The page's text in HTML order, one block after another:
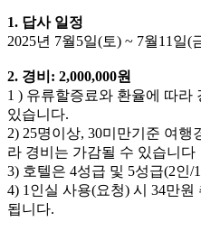
1. 답사 일정
2025년 7월5일(토) ~ 7월11일(
2. 경비: 2,000,000원
1 ) 유류할증료와 환율에 따라
있습니다.
2) 25명이상, 30미만기준 여행
라 경비는 가감될 수 있습니다
3) 호텔은 4성급 및 5성급(2인/
4) 1인실 사용(요청) 시 34만원
됩니다.